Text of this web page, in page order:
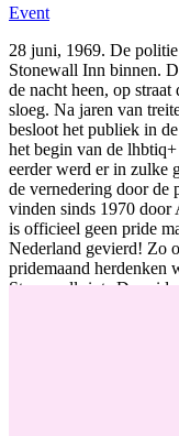
Event
28 juni, 1969. De
Stonewall Inn binnen.
de nacht heen, op straat
sloeg. Na jaren van
besloot het publiek in
het begin van de
eerder werd er in zulke
de vernedering door de
vinden sinds 1970 door
is officieel geen pride
Nederland gevierd! Zo
pridemaand herdenken
Stonewall riots.De pride